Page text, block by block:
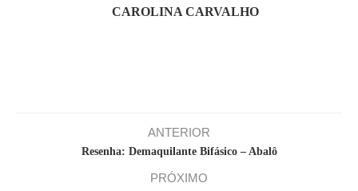
CAROLINA CARVALHO
ANTERIOR
Resenha: Demaquilante Bifásico – Abalô
PRÓXIMO